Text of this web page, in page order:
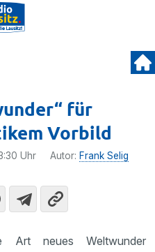
für
Vorbild
Uhr Autor: Frank Selig
Art neues Weltwunder